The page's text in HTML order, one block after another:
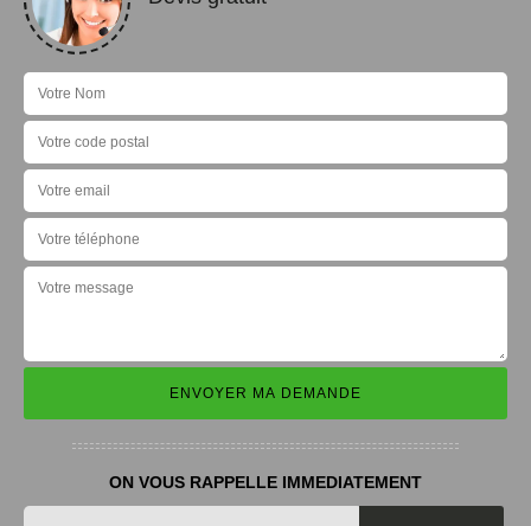
ON VOUS RAPPELLE IMMEDIATEMENT